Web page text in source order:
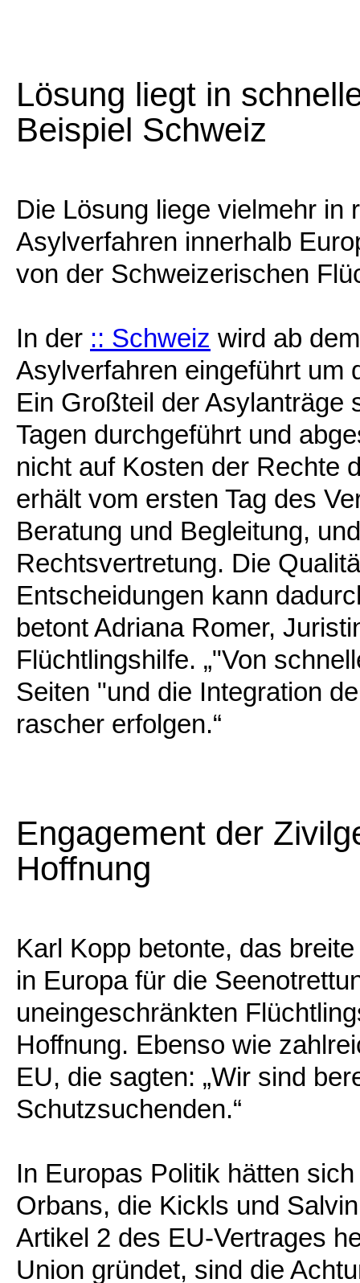
Lösung liegt in
Beispiel Schweiz
Die Lösung liege vielmehr in
Asylverfahren innerhalb
von der Schweizerischen
In der :: Schweiz wird ab
Asylverfahren eingeführt um
Ein Großteil der Asylanträge
Tagen durchgeführt und
nicht auf Kosten der Rechte
erhält vom ersten Tag des
Beratung und Begleitung,
Rechtsvertretung. Die
Entscheidungen kann
betont Adriana Romer,
Flüchtlingshilfe. „"Von
Seiten "und die Integration
rascher erfolgen.“
Engagement der
Hoffnung
Karl Kopp betonte, das
in Europa für die
uneingeschränkten
Hoffnung. Ebenso wie
EU, die sagten: „Wir sind
Schutzsuchenden.“
In Europas Politik hätten
Orbans, die Kickls und
Artikel 2 des EU-Vertrages
Union gründet, sind die